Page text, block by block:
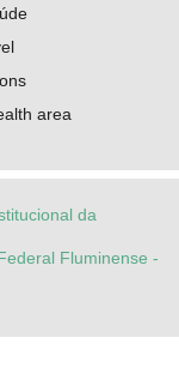
area
da
Fluminense -